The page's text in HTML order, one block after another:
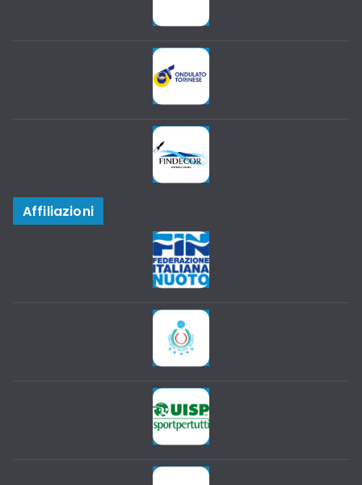
Affiliazioni